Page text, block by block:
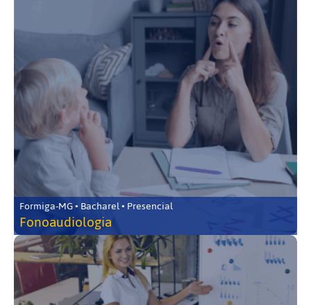
Formiga-MG • Bacharel • Presencial
Fonoaudiologia